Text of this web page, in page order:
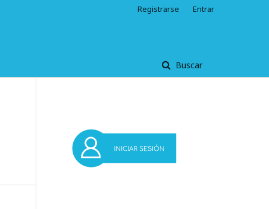
Buscar
Registrarse Entrar